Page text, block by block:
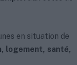
en situation de
logement, santé,